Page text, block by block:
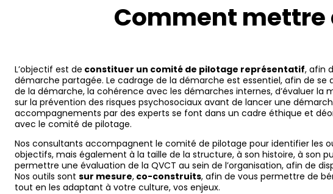
Comment mettre
L’objectif est de constituer un comité de pilotage représentatif, afin
démarche partagée. Le cadrage de la démarche est essentiel, afin de se
de la démarche, la cohérence avec les démarches internes, d’évaluer la
sur la prévention des risques psychosociaux avant de lancer une
accompagnements par des experts se font dans un cadre éthique et
avec le comité de pilotage.
Nos consultants accompagnent le comité de pilotage pour identifier les
objectifs, mais également à la taille de la structure, à son histoire, à son
permettre une évaluation de la QVCT au sein de l’organisation, afin de
Nos outils sont sur mesure, co-construits, afin de vous permettre de
tout en les adaptant à votre culture, vos enjeux.